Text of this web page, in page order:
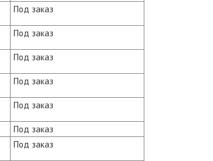
Под заказ
Под заказ
Под заказ
Под заказ
Под заказ
Под заказ
Под заказ